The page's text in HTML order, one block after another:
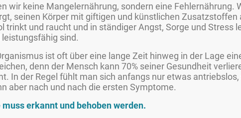
wir keine Mangelernährung, sondern eine Fehlernährung.
seinen Körper mit giftigen und künstlichen
trinkt und raucht und in ständiger Angst, Sorge und Stress
sind.
ist oft über eine lange Zeit hinweg in der Lage
denn der Mensch kann 70% seiner Gesundheit
In der Regel fühlt man sich anfangs nur etwas
aber nach und nach die ersten Symptome.
muss erkannt und behoben werden.